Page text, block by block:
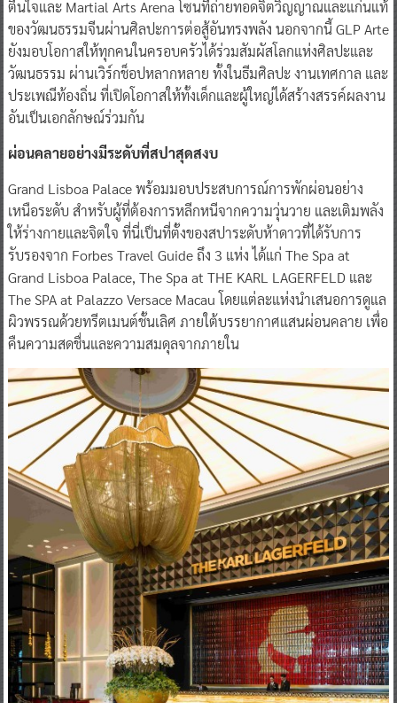
ตื่นใจและ Martial Arts Arena โซนที่ถ่ายทอดจิตวิญญาณและแก่นแท้
ของวัฒนธรรมจีนผ่านศิลปะการต่อสู้อันทรงพลัง นอกจากนี้ GLP Arte
ยังมอบโอกาสให้ทุกคนในครอบครัวได้ร่วมสัมผัสโลกแห่งศิลปะและ
วัฒนธรรม ผ่านเวิร์กช็อปหลากหลาย ทั้งในธีมศิลปะ งานเทศกาล และ
ประเพณีท้องถิ่น ที่เปิดโอกาสให้ทั้งเด็กและผู้ใหญ่ได้สร้างสรรค์ผลงาน
อันเป็นเอกลักษณ์ร่วมกัน
ผ่อนคลายอย่างมีระดับที่สปาสุดสงบ
Grand Lisboa Palace พร้อมมอบประสบการณ์การพักผ่อนอย่าง
เหนือระดับ สำหรับผู้ที่ต้องการหลีกหนีจากความวุ่นวาย และเติมพลัง
ให้ร่างกายและจิตใจ ที่นี่เป็นที่ตั้งของสปาระดับห้าดาวที่ได้รับการ
รับรองจาก Forbes Travel Guide ถึง 3 แห่ง ได้แก่ The Spa at
Grand Lisboa Palace, The Spa at THE KARL LAGERFELD และ
The SPA at Palazzo Versace Macau โดยแต่ละแห่งนำเสนอการดูแล
ผิวพรรณด้วยทรีตเมนต์ชั้นเลิศ ภายใต้บรรยากาศแสนผ่อนคลาย เพื่อ
คืนความสดชื่นและความสมดุลจากภายใน